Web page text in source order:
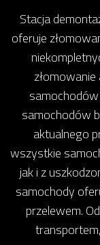
Stacja
oferuje
samochodów
samochodów
aktualnego
wszystkie
jak i z
samochody
przelewem.